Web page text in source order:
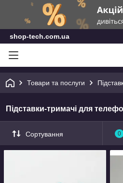
shop-tech.com.ua
Товари та послуги
Підставки-тримачі для
Сортування 0